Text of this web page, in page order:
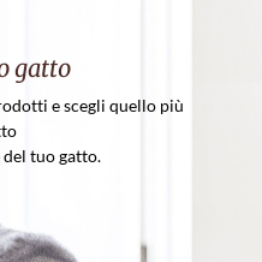
gatto
e scegli quello più
del tuo gatto.